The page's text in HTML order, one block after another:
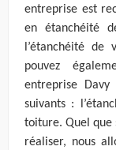
entreprise est
en étanchéité
l’étanchéité de
pouvez
entreprise Davy
suivants :
toiture. Quel que
réaliser, nous